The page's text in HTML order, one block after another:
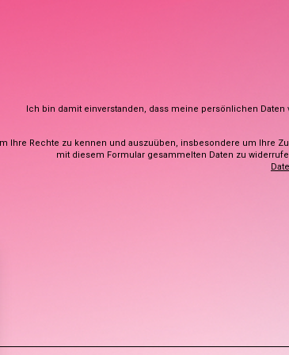
Ich bin damit einverstanden, dass meine persönlichen
Ihre Rechte zu kennen und auszuüben, insbesondere um Ihre
mit diesem Formular gesammelten Daten zu